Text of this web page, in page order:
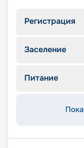
Регистрация
Заселение
Питание